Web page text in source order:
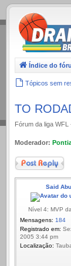
.
Índice do
Tópicos sem
TO
Fórum da liga
Moderador:
Responder
Said
Nível 4: MVP
Mensagens: 184
Registrado em:
2005 3:44 pm
Localização: